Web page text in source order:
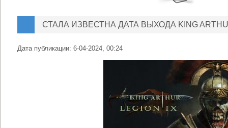
СТАЛА ИЗВЕСТНА ДАТА ВЫХОДА KING
Дата публикации: 6-04-2024, 00:24